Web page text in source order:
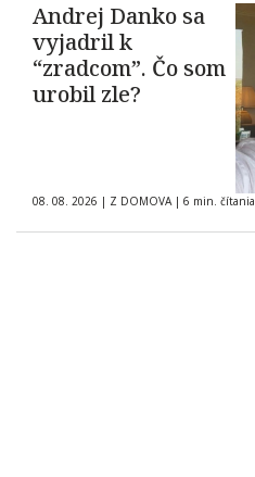
Andrej Danko sa
vyjadril k
“zradcom”. Čo som
urobil zle?
08. 08. 2026 | Z DOMOVA | 6 min. čítania